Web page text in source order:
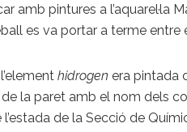
pintures a l’aquarel·la
es va portar a terme
hidrogenera pintada
la paret amb el nom dels
de la Secció de